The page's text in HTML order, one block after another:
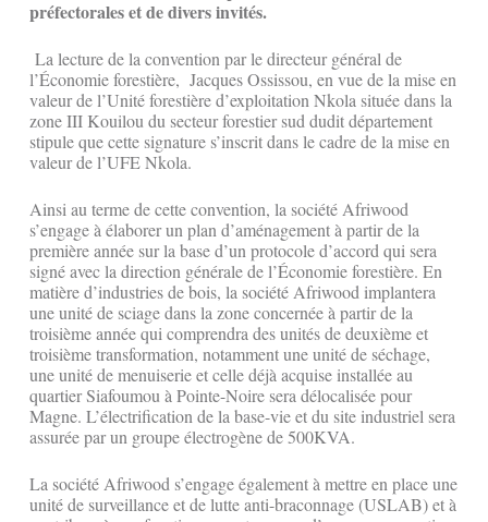
préfectorales et de divers invités.
La lecture de la convention par le directeur général de
l’Économie forestière, Jacques Ossissou, en vue de la mise en
valeur de l’Unité forestière d’exploitation Nkola située dans la
zone III Kouilou du secteur forestier sud dudit département
stipule que cette signature s’inscrit dans le cadre de la mise en
valeur de l’UFE Nkola.
Ainsi au terme de cette convention, la société Afriwood
s’engage à élaborer un plan d’aménagement à partir de la
première année sur la base d’un protocole d’accord qui sera
signé avec la direction générale de l’Économie forestière. En
matière d’industries de bois, la société Afriwood implantera
une unité de sciage dans la zone concernée à partir de la
troisième année qui comprendra des unités de deuxième et
troisième transformation, notamment une unité de séchage,
une unité de menuiserie et celle déjà acquise installée au
quartier Siafoumou à Pointe-Noire sera délocalisée pour
Magne. L’électrification de la base-vie et du site industriel sera
assurée par un groupe électrogène de 500KVA.
La société Afriwood s’engage également à mettre en place une
unité de surveillance et de lutte anti-braconnage (USLAB) et à